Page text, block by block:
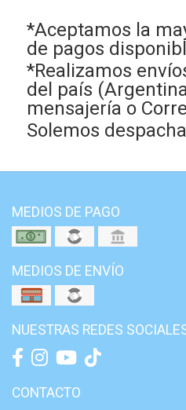
*Aceptamos la
de pagos
*Realizamos
del país
mensajería o
Solemos
MEDIOS DE PAGO
MEDIOS DE ENVÍO
NUESTRAS REDES
CONTACTO